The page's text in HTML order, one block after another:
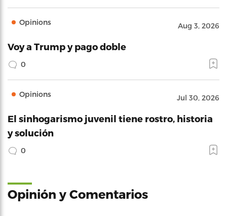
Opinions Aug 3, 2026
Voy a Trump y pago doble
0
Opinions Jul 30, 2026
El sinhogarismo juvenil tiene rostro, historia
y solución
0
Opinión y Comentarios